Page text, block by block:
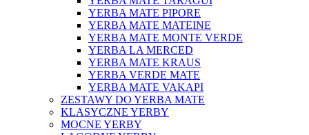
YERBA MATE PIPORE
YERBA MATE MATEINE
YERBA MATE MONTE VERDE
YERBA LA MERCED
YERBA MATE KRAUS
YERBA VERDE MATE
YERBA MATE VAKAPI
ZESTAWY DO YERBA MATE
KLASYCZNE YERBY
MOCNE YERBY